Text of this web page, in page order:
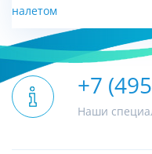
налетом
+7
Наши